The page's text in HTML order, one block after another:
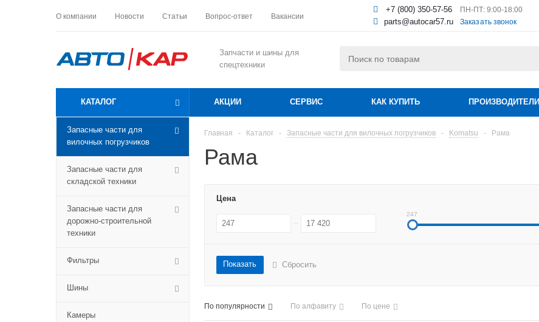
О компании Новости Статьи Вопрос-ответ Вакансии
+7 (800) 350-57-56
parts@autocar57.ru
ПН-ПТ: 9:00-18:00
Заказать звонок
Запчасти и шины для
спецтехники
КАТАЛОГ АКЦИИ СЕРВИС КАК КУПИТЬ ПРОИЗВОДИТЕЛИ
Запасные части для
вилочных погрузчиков
Запасные части для
складской техники
Запасные части для
дорожно-строительной
техники
Фильтры
Шины
Камеры
Главная - Каталог - Запасные части для вилочных погрузчиков - Komatsu - Рама
Рама
Цена
247
Показать Сбросить
По популярности По алфавиту По цене